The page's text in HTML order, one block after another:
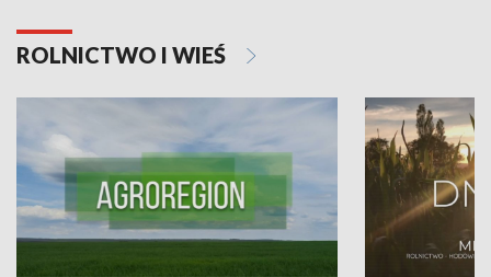
ROLNICTWO I WIEŚ